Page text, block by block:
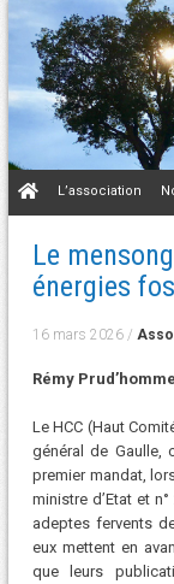
Aller
au
L’association
Le
énergies
16 mars 2026/
Rémy Prud’homme
Le HCC (Haut
général de Gaulle,
premier mandat,
ministre d’Etat et
adeptes fervents
eux mettent en
que leurs